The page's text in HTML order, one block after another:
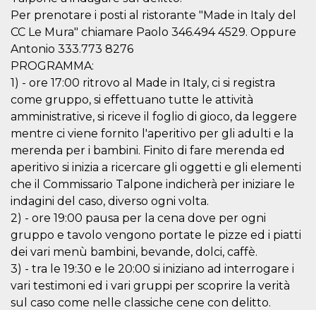
Per prenotare i posti al ristorante "Made in Italy del
CC Le Mura" chiamare Paolo 346.494 4529. Oppure
Antonio 333.773 8276
PROGRAMMA:
1) - ore 17:00 ritrovo al Made in Italy, ci si registra
come gruppo, si effettuano tutte le attività
amministrative, si riceve il foglio di gioco, da leggere
mentre ci viene fornito l'aperitivo per gli adulti e la
merenda per i bambini. Finito di fare merenda ed
aperitivo si inizia a ricercare gli oggetti e gli elementi
che il Commissario Talpone indicherà per iniziare le
indagini del caso, diverso ogni volta.
2) - ore 19:00 pausa per la cena dove per ogni
gruppo e tavolo vengono portate le pizze ed i piatti
dei vari menù bambini, bevande, dolci, caffè.
3) - tra le 19:30 e le 20:00 si iniziano ad interrogare i
vari testimoni ed i vari gruppi per scoprire la verità
sul caso come nelle classiche cene con delitto.
confianza y
anular cualquier
restricción de
esencial para
seguridad de un
sitio web y
proporcionar
protección
contra visitantes
maliciosos.
wordpress_test_cookie
Automattic
.oooh.events
Sesión
Se utiliza en
Comprueba si el
navegador tiene
habilitadas las
cookies
PHPSESSID
PHP.net
oooh.events
Sesión
generada por
aplicaciones
basadas en el
lenguaje PHP.